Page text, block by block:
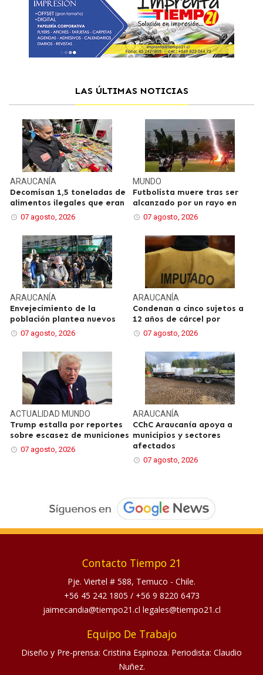
LAS ÚLTIMAS NOTICIAS
ARAUCANÍA
Decomisan 1,5 toneladas de
alimentos ilegales que eran
07 agosto, 2026
MUNDO
Futbolista muere tras ser
alcanzado por un rayo en
07 agosto, 2026
ARAUCANÍA
Envejecimiento de la
población plantea nuevos
07 agosto, 2026
ARAUCANÍA
Condenan a cinco sujetos a
12 años de cárcel por
07 agosto, 2026
ACTUALIDADMUNDO
Trump estalla por reportes
sobre escasez de municiones
07 agosto, 2026
ARAUCANÍA
CChC Araucanía apoya a
municipios y sectores
afectados
07 agosto, 2026
Contacto Tiempo 21
Pje. Viertel # 588, Temuco - Chile.
+56 45 242 1805 / +56 9 8220 6473
jaimecandia@tiempo21.cl legales@tiempo21.cl
Equipo De Trabajo
Diseño y Pre-prensa: Cristina Espinoza. Periodista: Claudio
Nuñez.